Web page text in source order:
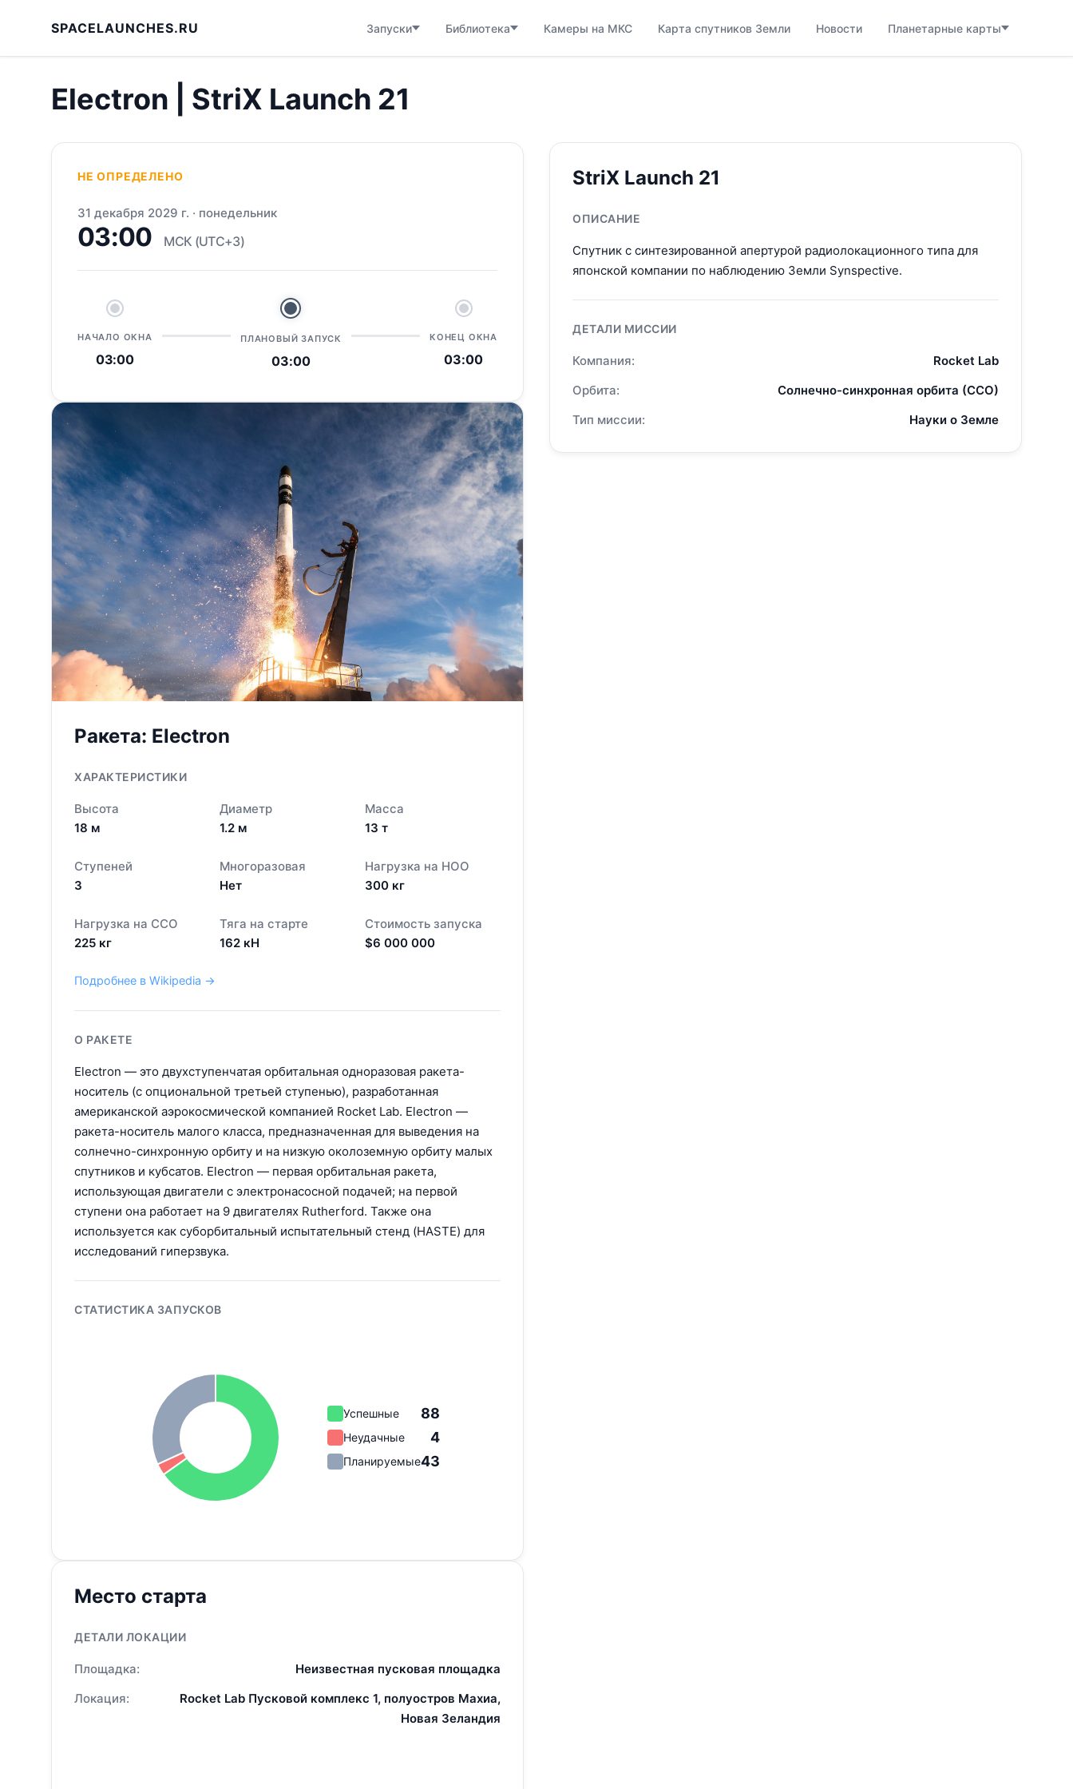
SPACELAUNCHES.RU Запуски Библиотека Камеры на МКС Карта спутников Земли Новости Планетарные карты
Electron | StriX Launch 21
НЕ ОПРЕДЕЛЕНО
31 декабря 2029 г. · понедельник
03:00 МСК (UTC+3)
НАЧАЛО ОКНА
03:00
ПЛАНОВЫЙ ЗАПУСК
03:00
КОНЕЦ ОКНА
03:00
Ракета: Electron
ХАРАКТЕРИСТИКИ
Высота
18 м
Диаметр
1.2 м
Масса
13 т
Ступеней
3
Многоразовая
Нет
Нагрузка на НОО
300 кг
Нагрузка на ССО
225 кг
Тяга на старте
162 кН
Стоимость запуска
$6 000 000
Подробнее в Wikipedia →
О РАКЕТЕ
Electron — это двухступенчатая орбитальная одноразовая ракета-
носитель (с опциональной третьей ступенью), разработанная
американской аэрокосмической компанией Rocket Lab. Electron —
ракета-носитель малого класса, предназначенная для выведения на
солнечно-синхронную орбиту и на низкую околоземную орбиту малых
спутников и кубсатов. Electron — первая орбитальная ракета,
использующая двигатели с электронасосной подачей; на первой
ступени она работает на 9 двигателях Rutherford. Также она
используется как суборбитальный испытательный стенд (HASTE) для
исследований гиперзвука.
СТАТИСТИКА ЗАПУСКОВ
Успешные 88
Неудачные 4
Планируемые43
Место старта
ДЕТАЛИ ЛОКАЦИИ
Площадка:
Неизвестная пусковая площадка
Локация:
Rocket Lab Пусковой комплекс 1, полуостров Махиа,
Новая Зеландия
StriX Launch 21
ОПИСАНИЕ
Спутник с синтезированной апертурой радиолокационного типа для
японской компании по наблюдению Земли Synspective.
ДЕТАЛИ МИССИИ
Компания:
Rocket Lab
Орбита:
Солнечно-синхронная орбита (ССО)
Тип миссии:
Науки о Земле